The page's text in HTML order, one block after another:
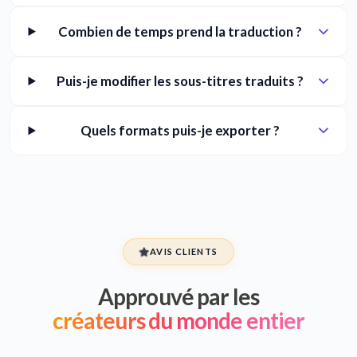
Combien de temps prend la traduction ?
Puis-je modifier les sous-titres traduits ?
Quels formats puis-je exporter ?
AVIS CLIENTS
Approuvé par les
créateurs du monde entier